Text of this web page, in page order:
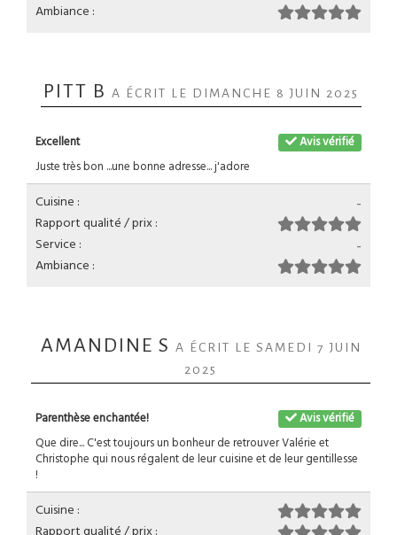
Ambiance :
PITT B A ÉCRIT LE DIMANCHE 8 JUIN 2025
Avis vérifié
Excellent
Juste très bon ...une bonne adresse... j'adore
-
Cuisine :
Rapport qualité / prix :
-
Service :
Ambiance :
AMANDINE S A ÉCRIT LE SAMEDI 7 JUIN
2025
Avis vérifié
Parenthèse enchantée!
Que dire... C'est toujours un bonheur de retrouver Valérie et
Christophe qui nous régalent de leur cuisine et de leur gentillesse
!
Cuisine :
Rapport qualité / prix :